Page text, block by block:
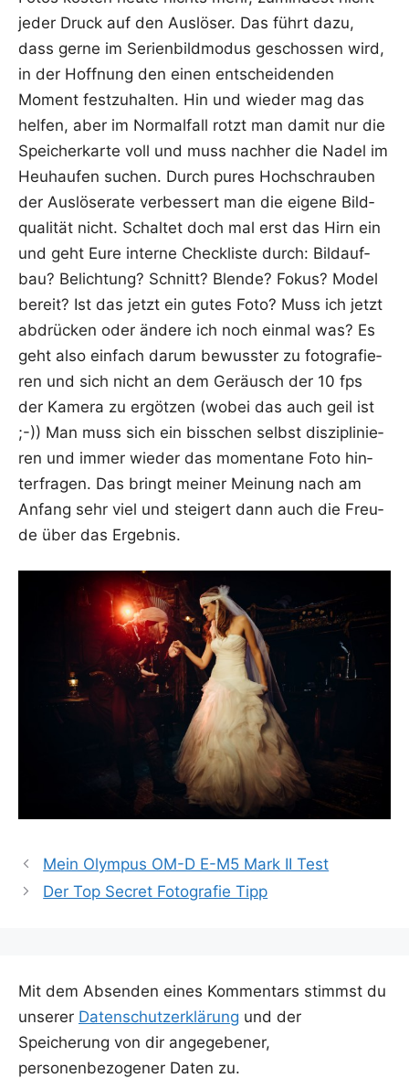
jeder Druck auf den Aus­lö­ser. Das führt dazu,
dass ger­ne im Seri­en­bild­mo­dus geschos­sen wird,
in der Hoff­nung den einen ent­schei­den­den
Moment fest­zu­hal­ten. Hin und wie­der mag das
hel­fen, aber im Nor­mal­fall rotzt man damit nur die
Spei­cher­kar­te voll und muss nach­her die Nadel im
Heu­hau­fen suchen. Durch pures Hoch­schrau­ben
der Aus­lö­se­ra­te ver­bes­sert man die eige­ne Bild­
qua­li­tät nicht. Schal­tet doch mal erst das Hirn ein
und geht Eure inter­ne Check­lis­te durch: Bild­auf­
bau? Belich­tung? Schnitt? Blen­de? Fokus? Model
bereit? Ist das jetzt ein gutes Foto? Muss ich jetzt
abdrü­cken oder ände­re ich noch ein­mal was? Es
geht also ein­fach dar­um bewuss­ter zu foto­gra­fie­
ren und sich nicht an dem Geräusch der 10 fps
der Kame­ra zu ergöt­zen (wobei das auch geil ist
;-)) Man muss sich ein biss­chen selbst dis­zi­pli­nie­
ren und immer wie­der das momen­ta­ne Foto hin­
ter­fra­gen. Das bringt mei­ner Mei­nung nach am
Anfang sehr viel und stei­gert dann auch die Freu­
de über das Ergebnis.
Mein Olympus OM-D E-M5 Mark II Test
Der Top Secret Fotografie Tipp
Mit dem Absenden eines Kommentars stimmst du
unserer Datenschutzerklärung und der
Speicherung von dir angegebener,
personenbezogener Daten zu.